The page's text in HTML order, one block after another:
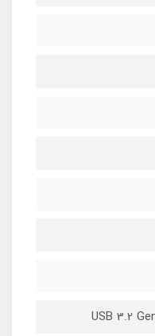
USB 3.2